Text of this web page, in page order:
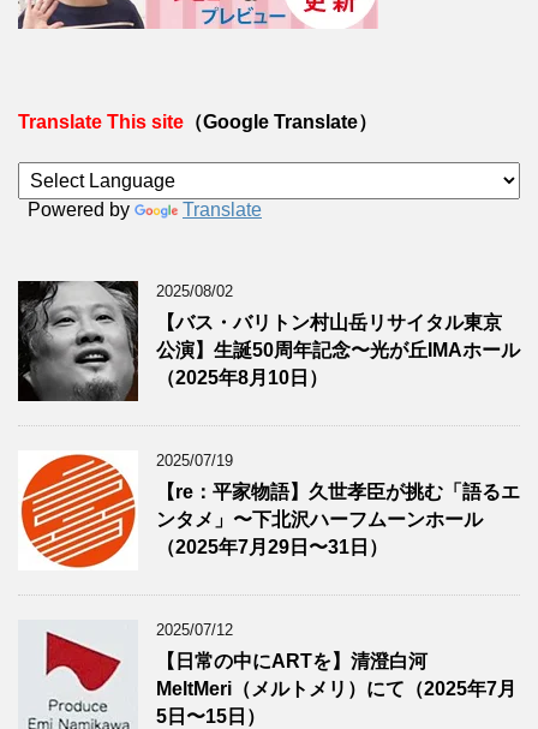
Translate This site （Google Translate）
Powered by Translate
2025/08/02
【バス・バリトン村山岳リサイタル東京
公演】生誕50周年記念〜光が丘IMAホール
（2025年8月10日）
2025/07/19
【re：平家物語】久世孝臣が挑む「語るエ
ンタメ」〜下北沢ハーフムーンホール
（2025年7月29日〜31日）
2025/07/12
【日常の中にARTを】清澄白河
MeltMeri（メルトメリ）にて（2025年7月
5日〜15日）